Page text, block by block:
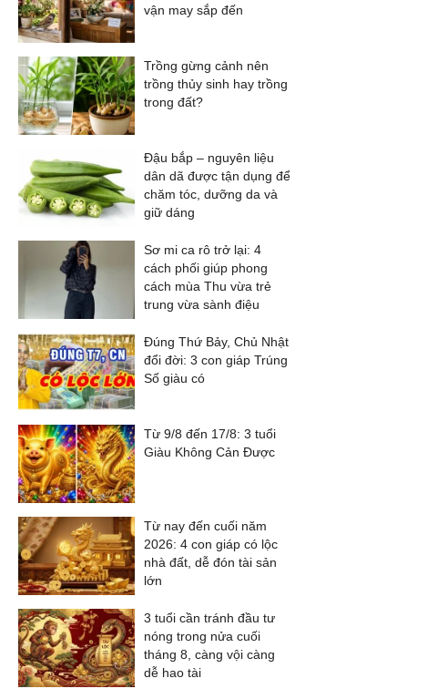
vận may sắp đến
Trồng gừng cảnh nên
trồng thủy sinh hay trồng
trong đất?
Đậu bắp – nguyên liệu
dân dã được tận dụng để
chăm tóc, dưỡng da và
giữ dáng
Sơ mi ca rô trở lại: 4
cách phối giúp phong
cách mùa Thu vừa trẻ
trung vừa sành điệu
Đúng Thứ Bảy, Chủ Nhật
đổi đời: 3 con giáp Trúng
Số giàu có
Từ 9/8 đến 17/8: 3 tuổi
Giàu Không Cản Được
Từ nay đến cuối năm
2026: 4 con giáp có lộc
nhà đất, dễ đón tài sản
lớn
3 tuổi cần tránh đầu tư
nóng trong nửa cuối
tháng 8, càng vội càng
dễ hao tài